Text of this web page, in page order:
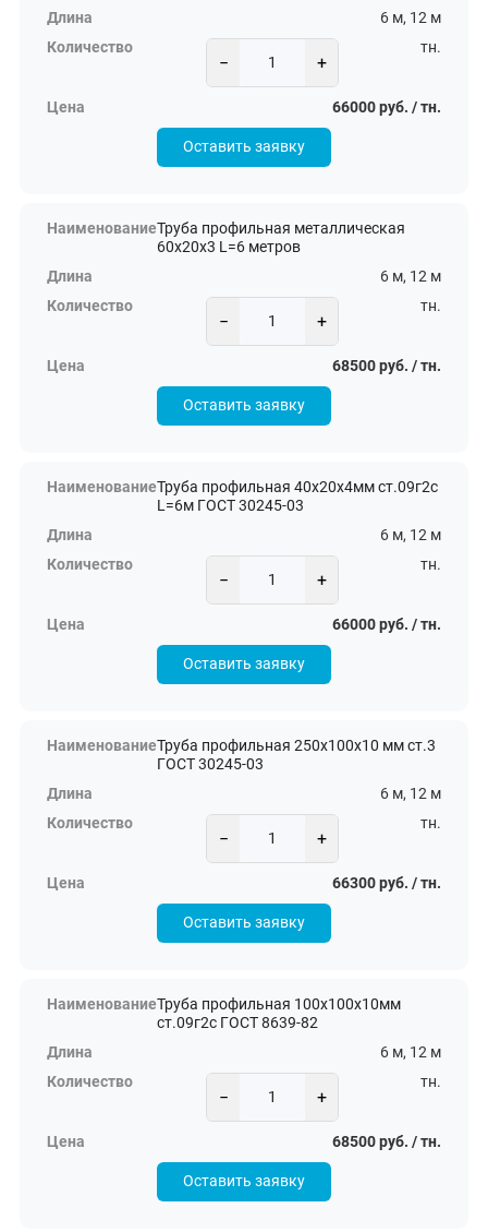
6 м, 12 м
− +
тн.
66000 руб. / тн.
Оставить заявку
Труба профильная металлическая
60х20х3 L=6 метров
6 м, 12 м
− +
тн.
68500 руб. / тн.
Оставить заявку
Труба профильная 40х20х4мм ст.09г2с
L=6м ГОСТ 30245-03
6 м, 12 м
− +
тн.
66000 руб. / тн.
Оставить заявку
Труба профильная 250х100х10 мм ст.3
ГОСТ 30245-03
6 м, 12 м
− +
тн.
66300 руб. / тн.
Оставить заявку
Труба профильная 100х100х10мм
ст.09г2с ГОСТ 8639-82
6 м, 12 м
− +
тн.
68500 руб. / тн.
Оставить заявку